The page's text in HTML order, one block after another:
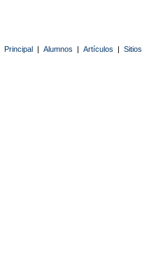
Principal | Alumnos | Artículos | Sitios